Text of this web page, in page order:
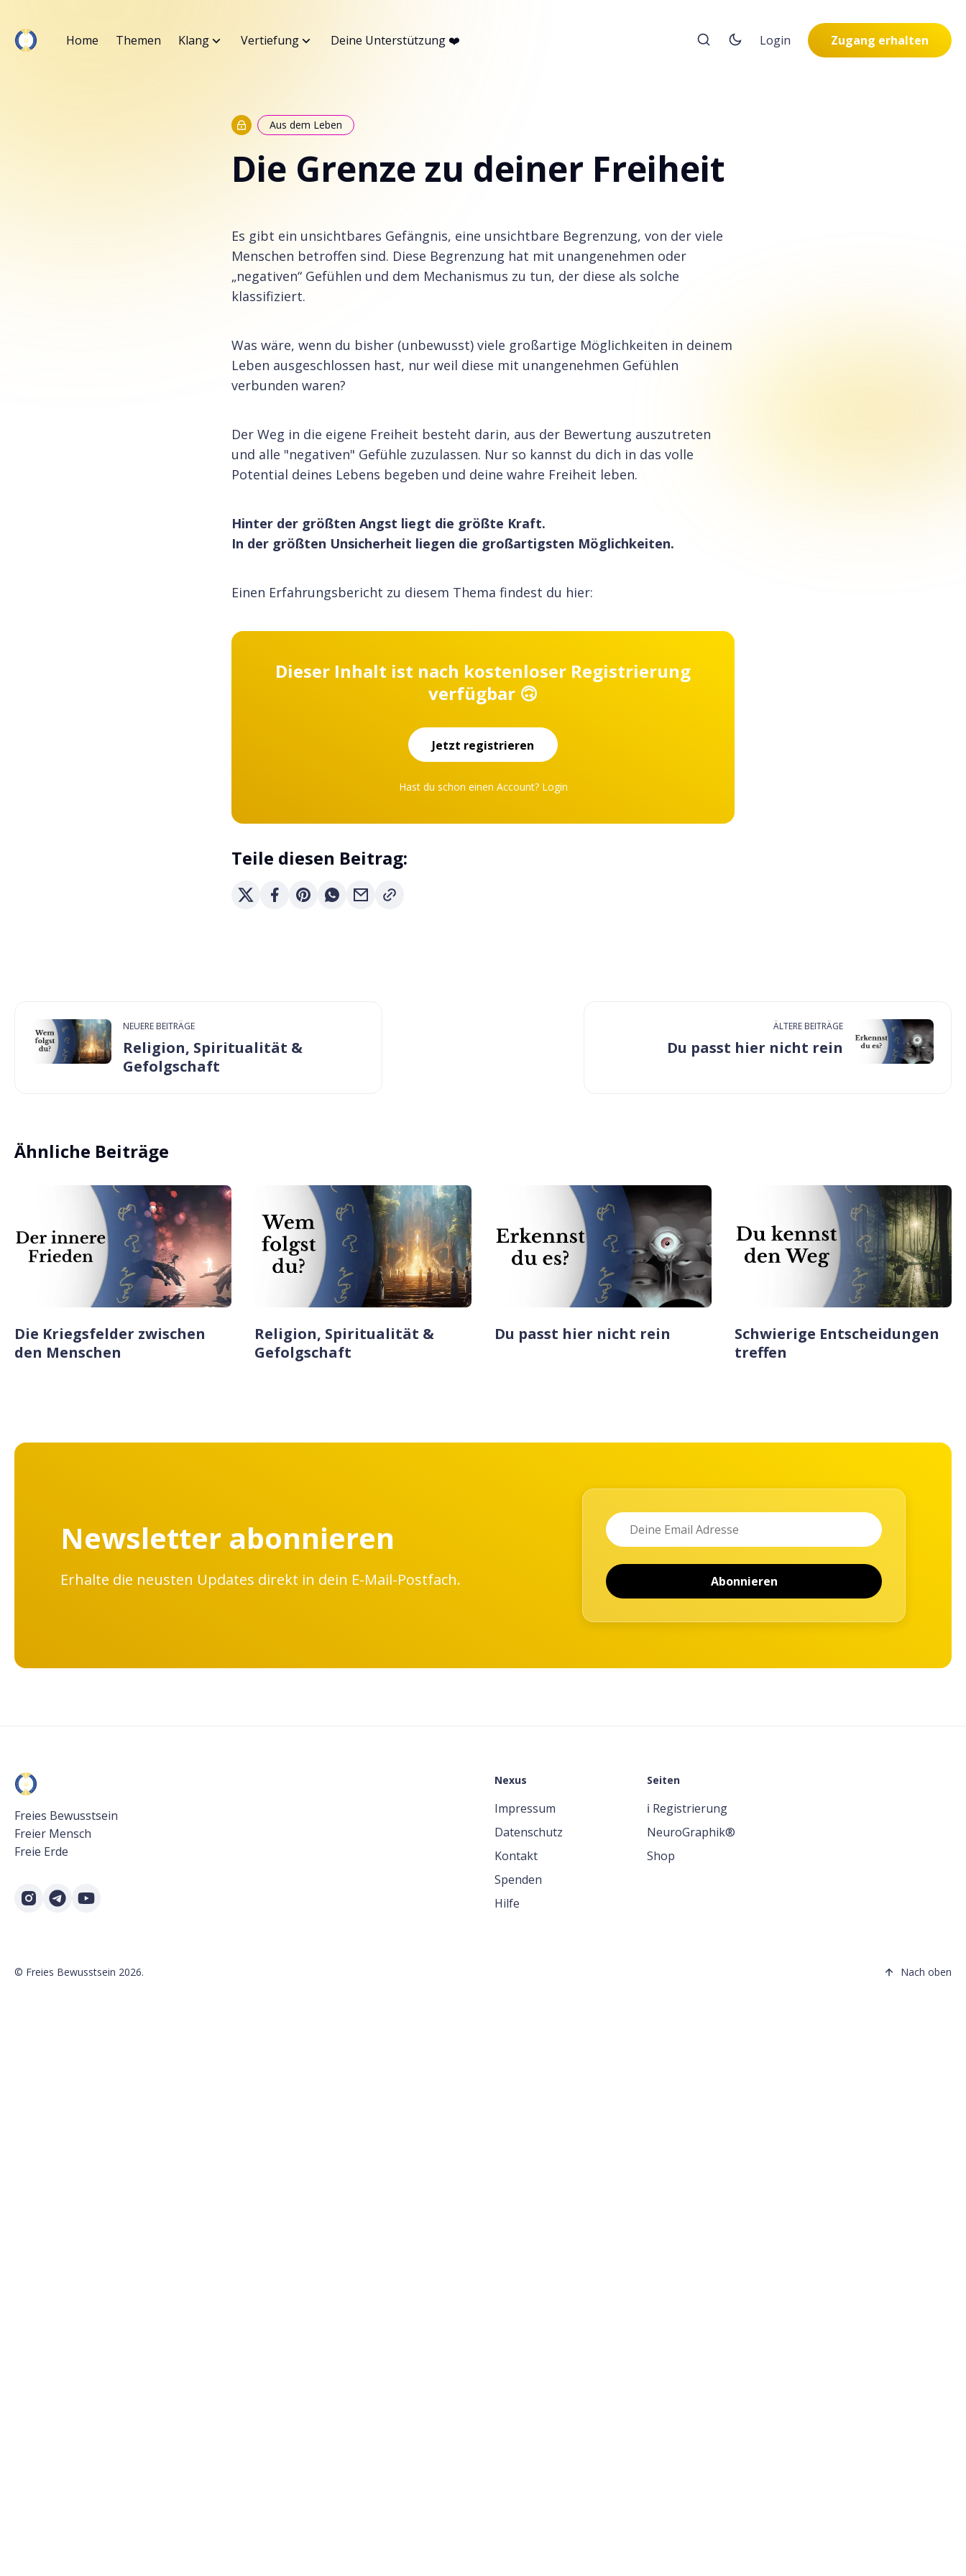
Home Themen Klang Vertiefung Deine Unterstützung ❤️ Login Zugang erhalten
Aus dem Leben
Die Grenze zu deiner Freiheit
Es gibt ein unsichtbares Gefängnis, eine unsichtbare Begrenzung, von der viele
Menschen betroffen sind. Diese Begrenzung hat mit unangenehmen oder
„negativen“ Gefühlen und dem Mechanismus zu tun, der diese als solche
klassifiziert.
Was wäre, wenn du bisher (unbewusst) viele großartige Möglichkeiten in deinem
Leben ausgeschlossen hast, nur weil diese mit unangenehmen Gefühlen
verbunden waren?
Der Weg in die eigene Freiheit besteht darin, aus der Bewertung auszutreten
und alle "negativen" Gefühle zuzulassen. Nur so kannst du dich in das volle
Potential deines Lebens begeben und deine wahre Freiheit leben.
Hinter der größten Angst liegt die größte Kraft.
In der größten Unsicherheit liegen die großartigsten Möglichkeiten.
Einen Erfahrungsbericht zu diesem Thema findest du hier:
Dieser Inhalt ist nach kostenloser Registrierung
verfügbar 🙃
Jetzt registrieren
Hast du schon einen Account? Login
Teile diesen Beitrag:
NEUERE BEITRÄGE
Religion, Spiritualität &
Gefolgschaft
ÄLTERE BEITRÄGE
Du passt hier nicht rein
Ähnliche Beiträge
Die Kriegsfelder zwischen
den Menschen
Religion, Spiritualität &
Gefolgschaft
Du passt hier nicht rein
Schwierige Entscheidungen
treffen
Newsletter abonnieren
Erhalte die neusten Updates direkt in dein E-Mail-Postfach.
Name
Email
Abonnieren
Freies Bewusstsein
Freier Mensch
Freie Erde
Nexus
Impressum
Datenschutz
Kontakt
Spenden
Hilfe
Seiten
ℹ️ Registrierung
NeuroGraphik®
Shop
© Freies Bewusstsein 2026. Nach oben